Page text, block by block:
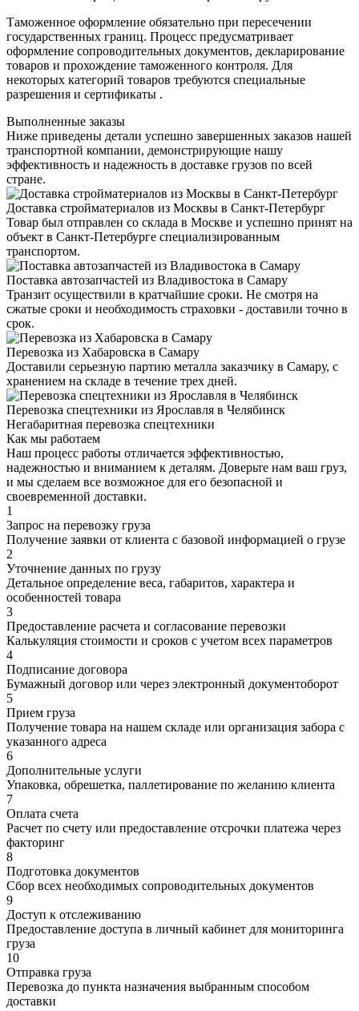
Таможенное оформление обязательно при пересечении
государственных границ. Процесс предусматривает
оформление сопроводительных документов, декларирование
товаров и прохождение таможенного контроля. Для
некоторых категорий товаров требуются специальные
разрешения и сертификаты .
Выполненные заказы
Ниже приведены детали успешно завершенных заказов нашей
транспортной компании, демонстрирующие нашу
эффективность и надежность в доставке грузов по всей
стране.
Доставка стройматериалов из Москвы в Санкт-Петербург
Товар был отправлен со склада в Москве и успешно принят на
объект в Санкт-Петербурге специализированным
транспортом.
Поставка автозапчастей из Владивостока в Самару
Транзит осуществили в кратчайшие сроки. Не смотря на
сжатые сроки и необходимость страховки - доставили точно в
срок.
Перевозка из Хабаровска в Самару
Доставили серьезную партию металла заказчику в Самару, с
хранением на складе в течение трех дней.
Перевозка спецтехники из Ярославля в Челябинск
Негабаритная перевозка спецтехники
Как мы работаем
Наш процесс работы отличается эффективностью,
надежностью и вниманием к деталям. Доверьте нам ваш груз,
и мы сделаем все возможное для его безопасной и
своевременной доставки.
1
Запрос на перевозку груза
Получение заявки от клиента с базовой информацией о грузе
2
Уточнение данных по грузу
Детальное определение веса, габаритов, характера и
особенностей товара
3
Предоставление расчета и согласование перевозки
Калькуляция стоимости и сроков с учетом всех параметров
4
Подписание договора
Бумажный договор или через электронный документоборот
5
Прием груза
Получение товара на нашем складе или организация забора с
указанного адреса
6
Дополнительные услуги
Упаковка, обрешетка, паллетирование по желанию клиента
7
Оплата счета
Расчет по счету или предоставление отсрочки платежа через
факторинг
8
Подготовка документов
Сбор всех необходимых сопроводительных документов
9
Доступ к отслеживанию
Предоставление доступа в личный кабинет для мониторинга
груза
10
Отправка груза
Перевозка до пункта назначения выбранным способом
доставки